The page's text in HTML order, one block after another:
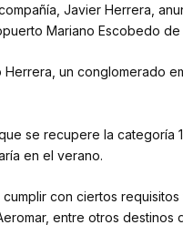
Javier Herrera,
Mariano Escobedo de
un conglomerado
se recupere la categoría
en el verano.
con ciertos
entre otros destinos